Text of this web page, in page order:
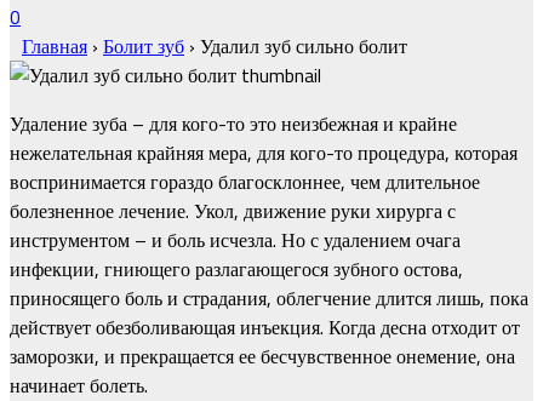
0
Главная › Болит зуб › Удалил зуб сильно болит
Удаление зуба – для кого-то это неизбежная и крайне
нежелательная крайняя мера, для кого-то процедура, которая
воспринимается гораздо благосклоннее, чем длительное
болезненное лечение. Укол, движение руки хирурга с
инструментом – и боль исчезла. Но с удалением очага
инфекции, гниющего разлагающегося зубного остова,
приносящего боль и страдания, облегчение длится лишь, пока
действует обезболивающая инъекция. Когда десна отходит от
заморозки, и прекращается ее бесчувственное онемение, она
начинает болеть.